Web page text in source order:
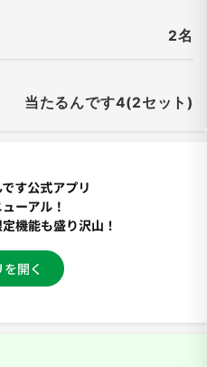
2名
当たるんです4(2セット)